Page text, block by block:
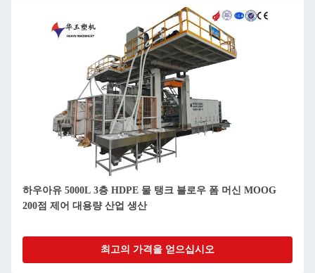
하우아유 5000L 3층 HDPE 물 탱크 블로우 폼 머신 MOOG
200점 제어 대용량 산업 생산
최고의 가격을 얻으십시오